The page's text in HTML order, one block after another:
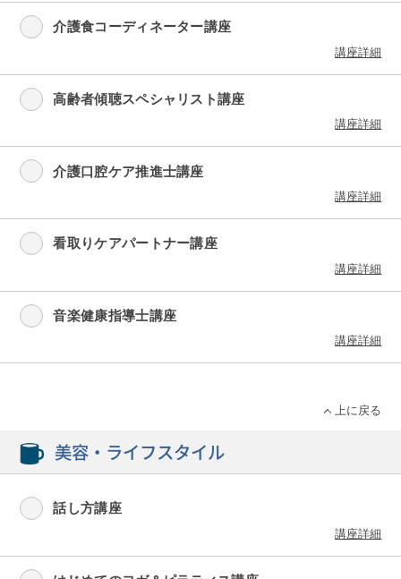
介護食コーディネーター講座
講座詳細
高齢者傾聴スペシャリスト講座
講座詳細
介護口腔ケア推進士講座
講座詳細
看取りケアパートナー講座
講座詳細
音楽健康指導士講座
講座詳細
上に戻る
美容・ライフスタイル
話し方講座
講座詳細